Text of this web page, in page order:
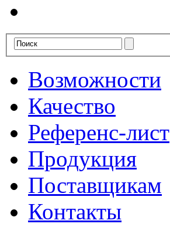
Возможности
Качество
Референс-лист
Продукция
Поставщикам
Контакты